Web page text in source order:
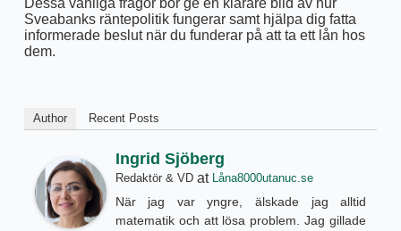
Dessa vanliga frågor bör ge en klarare bild av hur
Sveabanks räntepolitik fungerar samt hjälpa dig fatta
informerade beslut när du funderar på att ta ett lån hos
dem.
Author Recent Posts
Ingrid Sjöberg
Redaktör & VDat Låna8000utanuc.se
När jag var yngre, älskade jag alltid
matematik och att lösa problem. Jag gillade